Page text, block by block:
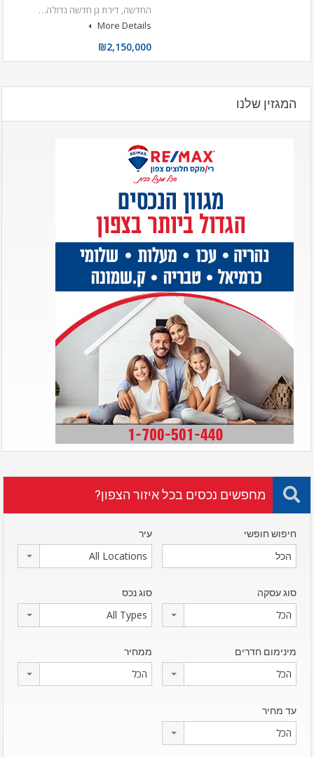
החדשה, דירת גן חדשה גדולה…
More Details
₪2,150,000
המגזין שלנו
מחפשים נכסים בכל איזור הצפון?
חיפוש חופשי עיר
All Locations
סוג עסקה
הכל
סוג נכס
All Types
מינימום חדרים
הכל
ממחיר
הכל
עד מחיר
הכל